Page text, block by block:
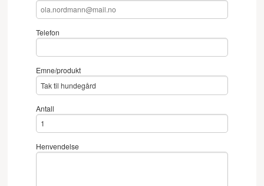
Telefon
Emne/produkt
Antall
Henvendelse